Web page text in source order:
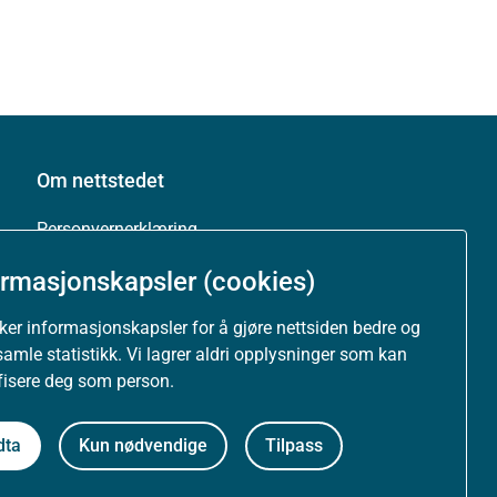
(cookies)
informasjonskapsler for å gjøre nettsiden bedre og
statistikk. Vi lagrer aldri opplysninger som kan
deg som person.
Kun nødvendige Tilpass
Om nettstedet
Personvernerklæring
Tilgjengelighetserklæring (uustatus.no)
Besøksstatistikk og informasjonskapsler
Nyhetsvarsel og abonnement
Åpne data (API)